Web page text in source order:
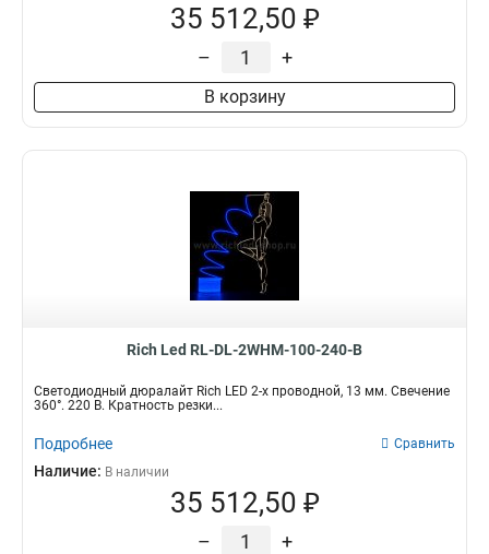
35 512,50 ₽
– +
В корзину
Rich Led RL-DL-2WHM-100-240-B
Светодиодный дюралайт Rich LED 2-х проводной, 13 мм. Свечение
360°. 220 В. Кратность резки...
Подробнее Сравнить
Наличие: В наличии
35 512,50 ₽
– +